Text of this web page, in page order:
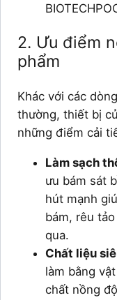
2. Ưu điểm
phẩm
Khác với các
thường, thiết bị
những điểm cải
Làm sạch
ưu bám sát
hút mạnh
bám, rêu
qua.
Chất liệu
làm bằng
chất nồng